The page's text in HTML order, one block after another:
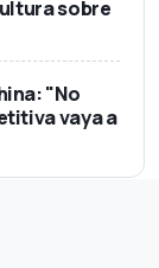
sobre
"No
vaya a